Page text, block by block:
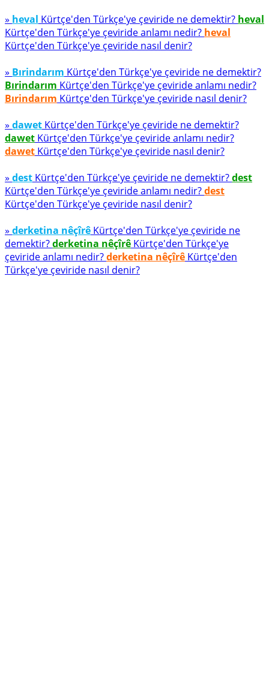
» heval Kürtçe'den Türkçe'ye çeviride ne demektir? heval
Kürtçe'den Türkçe'ye çeviride anlamı nedir? heval
Kürtçe'den Türkçe'ye çeviride nasıl denir?
» Bırindarım Kürtçe'den Türkçe'ye çeviride ne demektir?
Bırindarım Kürtçe'den Türkçe'ye çeviride anlamı nedir?
Bırindarım Kürtçe'den Türkçe'ye çeviride nasıl denir?
» dawet Kürtçe'den Türkçe'ye çeviride ne demektir?
dawet Kürtçe'den Türkçe'ye çeviride anlamı nedir?
dawet Kürtçe'den Türkçe'ye çeviride nasıl denir?
» dest Kürtçe'den Türkçe'ye çeviride ne demektir?dest
Kürtçe'den Türkçe'ye çeviride anlamı nedir?dest
Kürtçe'den Türkçe'ye çeviride nasıl denir?
» derketina nêçîrê Kürtçe'den Türkçe'ye çeviride ne
demektir?derketina nêçîrê Kürtçe'den Türkçe'ye
çeviride anlamı nedir?derketina nêçîrê Kürtçe'den
Türkçe'ye çeviride nasıl denir?